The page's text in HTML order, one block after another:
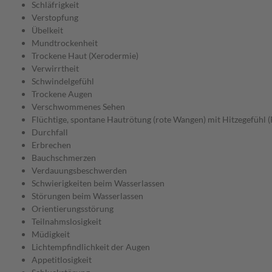
Schläfrigkeit
Verstopfung
Übelkeit
Mundtrockenheit
Trockene Haut (Xerodermie)
Verwirrtheit
Schwindelgefühl
Trockene Augen
Verschwommenes Sehen
Flüchtige, spontane Hautrötung (rote Wangen) mit Hitzegefühl
Durchfall
Erbrechen
Bauchschmerzen
Verdauungsbeschwerden
Schwierigkeiten beim Wasserlassen
Störungen beim Wasserlassen
Orientierungsstörung
Teilnahmslosigkeit
Müdigkeit
Lichtempfindlichkeit der Augen
Appetitlosigkeit